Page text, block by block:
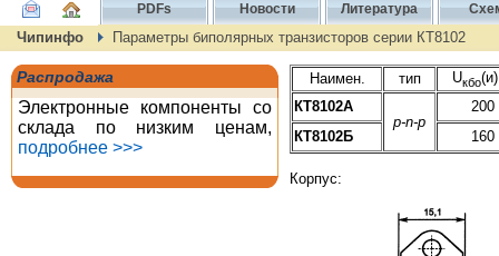
PDFs Новости Литература
Чипинфо Параметры биполярных транзисторов серии КТ8102
Распродажа
Электронные компоненты со
склада по низким ценам,
подробнее >>>
Наимен. тип Uкбо
КТ8102А
p-n-p
200
КТ8102Б
160
Корпус: